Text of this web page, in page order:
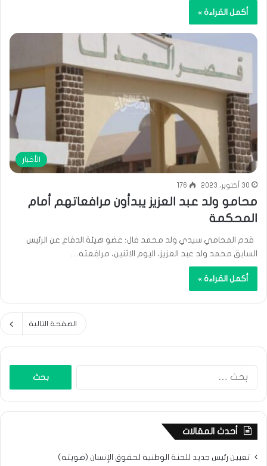
أكمل القراءة »
الأخبار
30 أكتوبر، 2023 176
محامو ولد عبد العزيز يبدأون مرافعاتهم أمام
المحكمة
قدم المحامي سيدي ولد محمد فال؛ عضو هيئة الدفاع عن الرئيس
السابق محمد ولد عبد العزيز، اليوم الاثنين، مرافعته…
أكمل القراءة »
الصفحة التالية
أحدث المقالات
تعيين رئيس جديد للجنة الوطنية لحقوق الإنسان (هويته)